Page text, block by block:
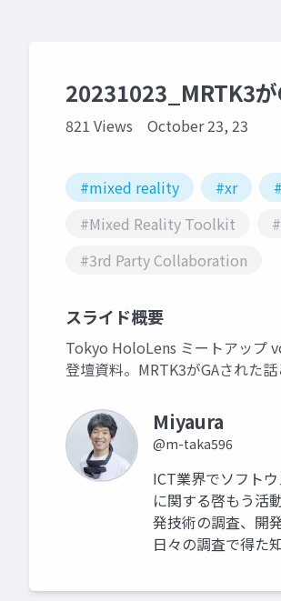
20231023_MRTK3
821 Views October 23, 23
#mixed reality #xr
#Mixed Reality Toolkit
#3rd Party Collaboration
スライド概要
Tokyo HoloLens ミートアップ
登壇資料。MRTK3がGAされた
Miyaura
@m-taka596
ICT業界でソフト
に関する啓もう活
発技術の調査、開
日々の調査で得た